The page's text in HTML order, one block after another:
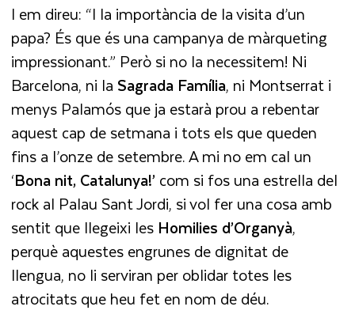
I em direu: “I la importància de la visita d’un
papa? És que és una campanya de màrqueting
impressionant.” Però si no la necessitem! Ni
Barcelona, ni la Sagrada Família, ni Montserrat i
menys Palamós que ja estarà prou a rebentar
aquest cap de setmana i tots els que queden
fins a l’onze de setembre. A mi no em cal un
‘Bona nit, Catalunya!’ com si fos una estrella del
rock al Palau Sant Jordi, si vol fer una cosa amb
sentit que llegeixi les Homilies d’Organyà,
perquè aquestes engrunes de dignitat de
llengua, no li serviran per oblidar totes les
atrocitats que heu fet en nom de déu.